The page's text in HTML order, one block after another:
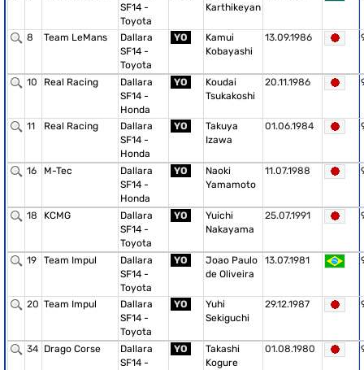
SF14 -
Toyota
Karthikeyan
8 Team LeMans
Dallara
SF14 -
Toyota
YO
Kamui
Kobayashi
13.09.1986
10 Real Racing
Dallara
SF14 -
Honda
YO
Koudai
Tsukakoshi
20.11.1986
11 Real Racing
Dallara
SF14 -
Honda
YO
Takuya
Izawa
01.06.1984
16 M-Tec
Dallara
SF14 -
Honda
YO
Naoki
Yamamoto
11.07.1988
18 KCMG
Dallara
SF14 -
Toyota
YO
Yuichi
Nakayama
25.07.1991
19 Team Impul
Dallara
SF14 -
Toyota
YO
Joao Paulo
de Oliveira
13.07.1981
20 Team Impul
Dallara
SF14 -
Toyota
YO
Yuhi
Sekiguchi
29.12.1987
34 Drago Corse
Dallara
SF14 -
YO
Takashi
Kogure
01.08.1980